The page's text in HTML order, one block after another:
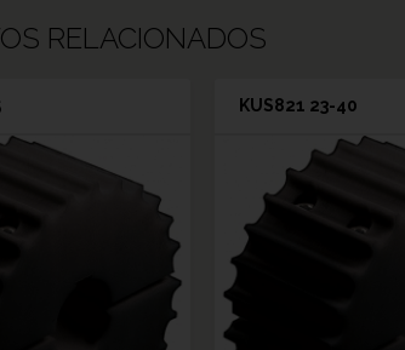
RELACIONADOS
KUS821 23-40